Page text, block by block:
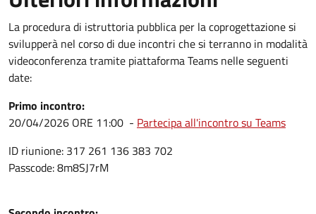
La procedura di istruttoria pubblica per la coprogettazione si
svilupperà nel corso di due incontri che si terranno in modalità
videoconferenza tramite piattaforma Teams nelle seguenti
date:
Primo incontro:
20/04/2026 ORE 11:00 - Partecipa all'incontro su Teams
ID riunione: 317 261 136 383 702
Passcode: 8m8SJ7rM